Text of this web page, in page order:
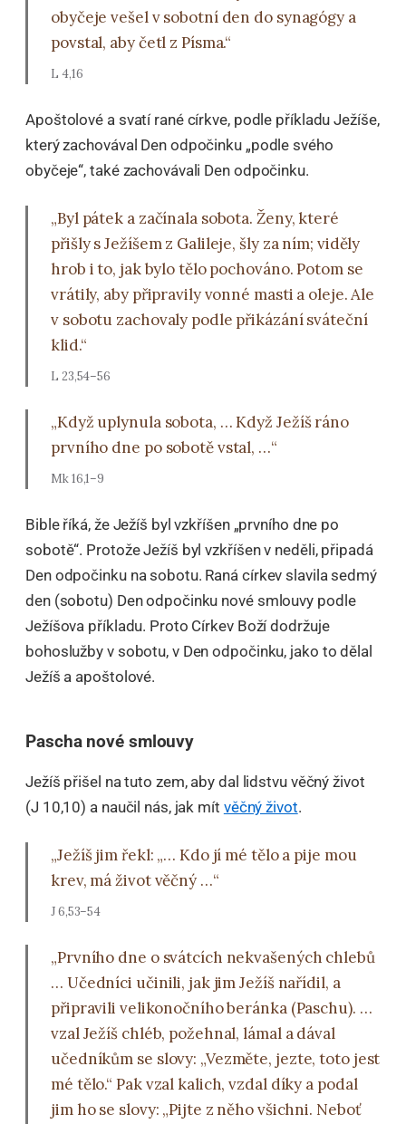
obyčeje vešel v sobotní den do synagógy a
povstal, aby četl z Písma.“
L 4,16
Apoštolové a svatí rané církve, podle příkladu Ježíše,
který zachovával Den odpočinku „podle svého
obyčeje“, také zachovávali Den odpočinku.
„Byl pátek a začínala sobota. Ženy, které
přišly s Ježíšem z Galileje, šly za ním; viděly
hrob i to, jak bylo tělo pochováno. Potom se
vrátily, aby připravily vonné masti a oleje. Ale
v sobotu zachovaly podle přikázání sváteční
klid.“
L 23,54–56
„Když uplynula sobota, … Když Ježíš ráno
prvního dne po sobotě vstal, …“
Mk 16,1–9
Bible říká, že Ježíš byl vzkříšen „prvního dne po
sobotě“. Protože Ježíš byl vzkříšen v neděli, připadá
Den odpočinku na sobotu. Raná církev slavila sedmý
den (sobotu) Den odpočinku nové smlouvy podle
Ježíšova příkladu. Proto Církev Boží dodržuje
bohoslužby v sobotu, v Den odpočinku, jako to dělal
Ježíš a apoštolové.
Pascha nové smlouvy
Ježíš přišel na tuto zem, aby dal lidstvu věčný život
(J 10,10) a naučil nás, jak mít věčný život.
„Ježíš jim řekl: „… Kdo jí mé tělo a pije mou
krev, má život věčný …“
J 6,53–54
„Prvního dne o svátcích nekvašených chlebů
… Učedníci učinili, jak jim Ježíš nařídil, a
připravili velikonočního beránka (Paschu). …
vzal Ježíš chléb, požehnal, lámal a dával
učedníkům se slovy: „Vezměte, jezte, toto jest
mé tělo.“ Pak vzal kalich, vzdal díky a podal
jim ho se slovy: „Pijte z něho všichni. Neboť